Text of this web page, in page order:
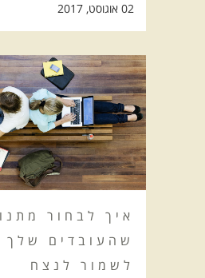
02 אוגוסט, 2017
איך לבחור
שהעובדים שלך
לשמור לנצח